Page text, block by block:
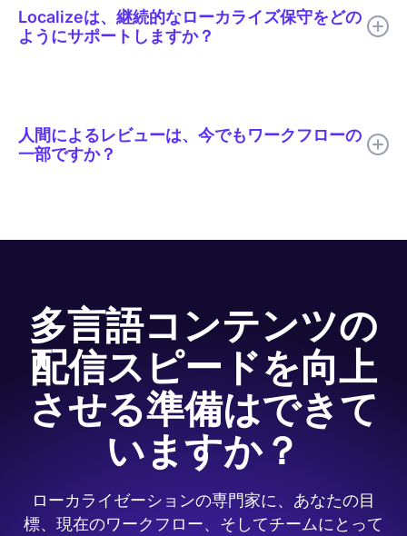
Localizeは、継続的なローカライズ保守をどの
ようにサポートしますか？
す。
人間によるレビューは、今でもワークフローの
一部ですか？
ては人間のレビューを行っています。
多言語コンテンツの
配信スピードを向上
させる準備はできて
いますか？
ローカライゼーションの専門家に、あなたの目
標、現在のワークフロー、そしてチームにとって